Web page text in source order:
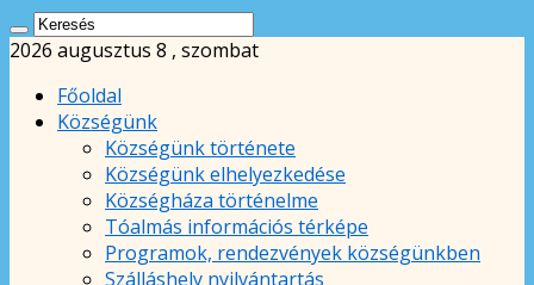
2026 augusztus 8 , szombat
Főoldal
Községünk
Községünk története
Községünk elhelyezkedése
Községháza történelme
Tóalmás információs térképe
Programok, rendezvények községünkben
Szálláshely nyilvántartás